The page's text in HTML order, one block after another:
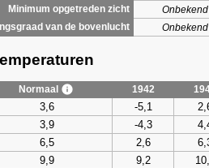
Minimum opgetreden zicht
Onbekend
van de bovenlucht
Onbekend
Normaal 1942
3,6 -5,1
3,9 -4,3
6,5 2,6
9,9 9,2